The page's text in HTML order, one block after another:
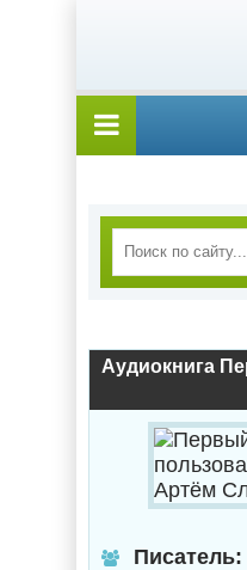
Писатель: